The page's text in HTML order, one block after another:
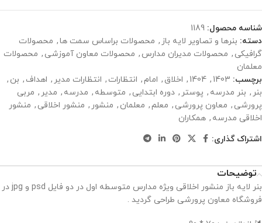
شناسه محصول: 1189
دسته: بنرها و تصاویر لایه باز , محصولات براساس سمت ها, محصولات
گرافیکی , محصولات مدیران مدارس , محصولات معاون آموزشی , محصولات
معلمان
برچسب: 1403
,
1404
, اخلاق, امام, انتظارات , انتظارات مدیر , اهداف , بن ,
بنر , بنر مدرسه , پوستر , دوره ابتدایی , متوسطه , مدرسه , مدیر , مربی
پرورشی , معاون پرورشی , معلم, معلمان , منشور , منشور اخلاقی , منشور
اخلاقی مدرسه , همکاران
اشتراک گذاری:
توضیحات
بنر لایه باز منشور اخلاقی ویژه مدارس متوسطه اول در دو فایل psd و jpg در
فروشگاه معاون پرورشی طراحی گردید .